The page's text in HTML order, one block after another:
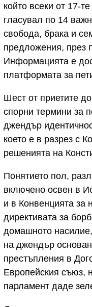
който всеки от 17-
гласувал по 14
свобода, брака и
предложения, през
Информацията е
платформата за
Шест от приетите
спорни термини за
джендър
което е в разрез с
решенията на
Понятието пол,
включено освен в
и в Конвенцията за
директивата за
домашното
на джендър
престъпления в
Европейския съюз,
парламент даде